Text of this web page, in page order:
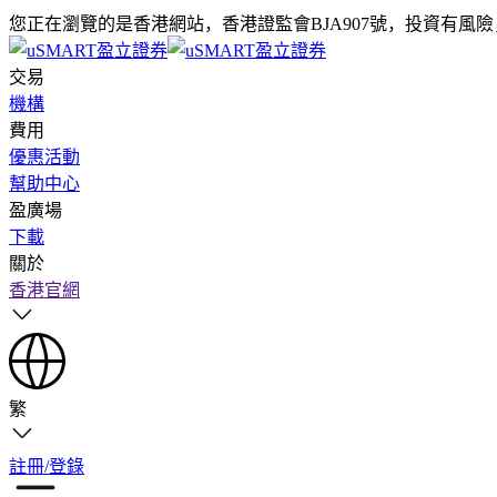
您正在瀏覽的是香港網站，香港證監會BJA907號，投資有風
交易
機構
費用
優惠活動
幫助中心
盈廣場
下載
關於
香港官網
繁
註冊/登錄